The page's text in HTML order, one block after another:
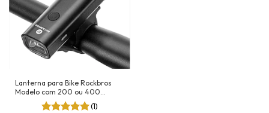
Lanterna para Bike Rockbros
Modelo com 200 ou 400
(1)